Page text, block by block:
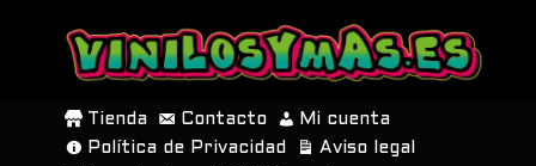
SALTAR
CONTENIDO
Tienda Contacto
Mi cuenta
Política de Privacidad
Aviso legal